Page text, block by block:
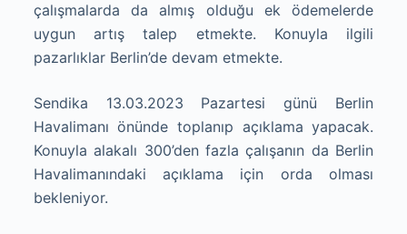
çalışmalarda da almış olduğu ek ödemelerde
uygun artış talep etmekte. Konuyla ilgili
pazarlıklar Berlin’de devam etmekte.
Sendika 13.03.2023 Pazartesi günü Berlin
Havalimanı önünde toplanıp açıklama yapacak.
Konuyla alakalı 300’den fazla çalışanın da Berlin
Havalimanındaki açıklama için orda olması
bekleniyor.